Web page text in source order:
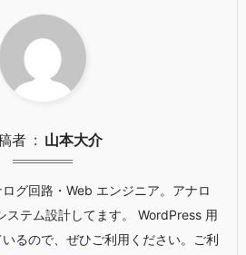
者 山本大介
グ回路・Web エンジニア。アナロ
ステム設計してます。 WordPress 用
るので、ぜひご利用ください。ご利